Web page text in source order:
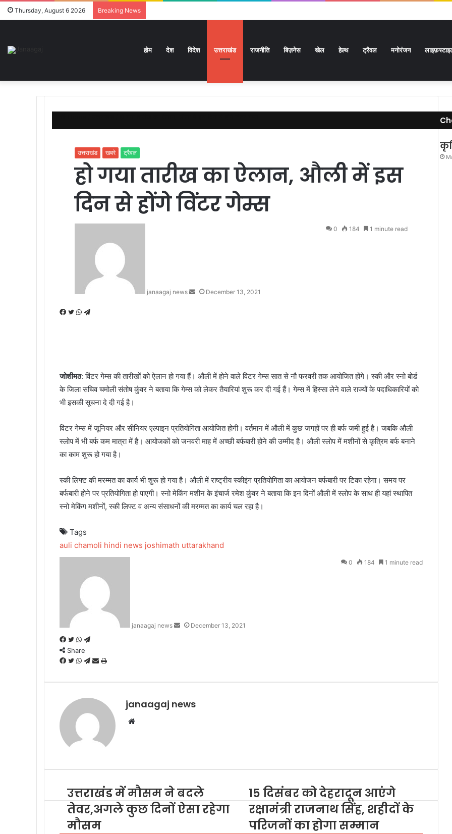
Thursday, August 6 2026 Breaking News
होम देश विदेश उत्तराखंड राजनीति बिज़नेस खेल हेल्थ ट्रैवल मनोरंजन
उत्तराखंड खबरे ट्रैवल
हो गया तारीख का ऐलान, औली में इस
दिन से होंगे विंटर गेम्स
janaagaj news December 13, 2021
0 184 1 minute read
Facebook
Twitter
WhatsApp
Telegram
जोशीमठ: विंटर गेम्स की तारीखों को ऐलान हो गया हैं। औली में होने वाले विंटर गेम्स सात से नौ फरवरी तक आयोजित होंगे। स्की और स्नो बोर्ड
के जिला सचिव चमोली संतोष कुंवर ने बताया कि गेम्स को लेकर तैयारियां शुरू कर दी गई हैं। गेम्स में हिस्सा लेने वाले राज्यों के पदाधिकारियों को
भी इसकी सूचना दे दी गई है।
विंटर गेम्स में जूनियर और सीनियर एल्पाइन प्रतियोगिता आयोजित होगी। वर्तमान में औली में कुछ जगहों पर ही बर्फ जमी हुई है। जबकि औली
स्लोप में भी बर्फ कम मात्रा में है। आयोजकों को जनवरी माह में अच्छी बर्फबारी होने की उम्मीद है। औली स्लोप में मशीनों से कृत्रिम बर्फ बनाने
का काम शुरू हो गया है।
स्की लिफ्ट की मरम्मत का कार्य भी शुरू हो गया है। औली में राष्ट्रीय स्कीइंग प्रतियोगिता का आयोजन बर्फबारी पर टिका रहेगा। समय पर
बर्फबारी होने पर प्रतियोगिता हो पाएगी। स्नो मेकिंग मशीन के इंचार्ज रमेश कुंवर ने बताया कि इन दिनों औली में स्लोप के साथ ही यहां स्थापित
स्नो मेकिंग मशीनों, स्की लिफ्ट व अन्य संसाधनों की मरम्मत का कार्य चल रहा है।
Tags
auli chamoli hindi news joshimath uttarakhand
janaagaj news December 13, 2021
0 184 1 minute read
Facebook
Twitter
WhatsApp
Telegram
Share
Facebook
Twitter
WhatsApp
Telegram
Share
Email
Print
janaagaj news
Website
उत्तराखंड में मौसम ने बदले
तेवर,अगले कुछ दिनों ऐसा रहेगा
मौसम
15 दिसंबर को देहरादून आएंगे
रक्षामंत्री राजनाथ सिंह, शहीदों के
परिजनों का होगा सम्मान